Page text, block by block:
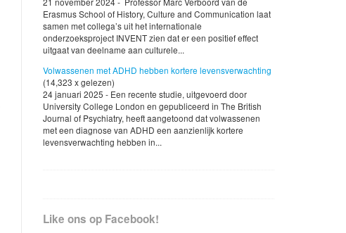
Erasmus School of History, Culture and Communication laat
samen met collega’s uit het internationale
onderzoeksproject INVENT zien dat er een positief effect
uitgaat van deelname aan culturele...
Volwassenen met ADHD hebben kortere levensverwachting
(14,323 x gelezen)
24 januari 2025 - Een recente studie, uitgevoerd door
University College London en gepubliceerd in The British
Journal of Psychiatry, heeft aangetoond dat volwassenen
met een diagnose van ADHD een aanzienlijk kortere
levensverwachting hebben in...
Like ons op Facebook!